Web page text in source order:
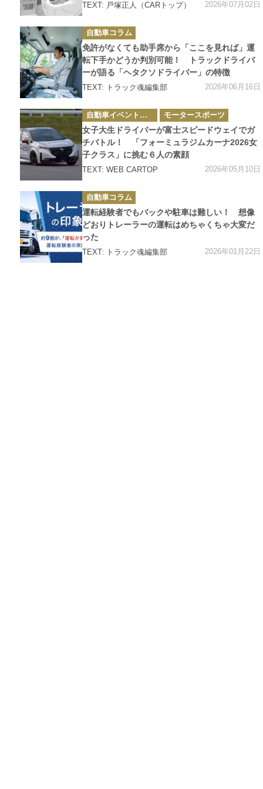
TEXT: 戸塚正人（CARトップ） 2026年07月02日
カ
テ
ゴ
リ
ー
自動車コラム
免許がなくても助手席から「ここを見れば」運
転下手かどうか判別可能！ トラックドライバ
ーが語る「ヘタクソドライバー」の特徴
TEXT: トラック魂編集部 2026年06月16日
カ
テ
ゴ
リ
ー
自動車イベント・カーイベント モータースポーツ
女子大生ドライバーが富士スピードウェイでガ
チバトル！ 「フォーミュラジムカーナ2026女
子クラス」に挑む６人の素顔
TEXT: WEB CARTOP 2026年05月10日
カ
テ
ゴ
リ
ー
自動車コラム
運転経験者でもバックや駐車は難しい！ 想像
どおりトレーラーの運転はめちゃくちゃ大変だ
った
TEXT: トラック魂編集部 2026年01月22日